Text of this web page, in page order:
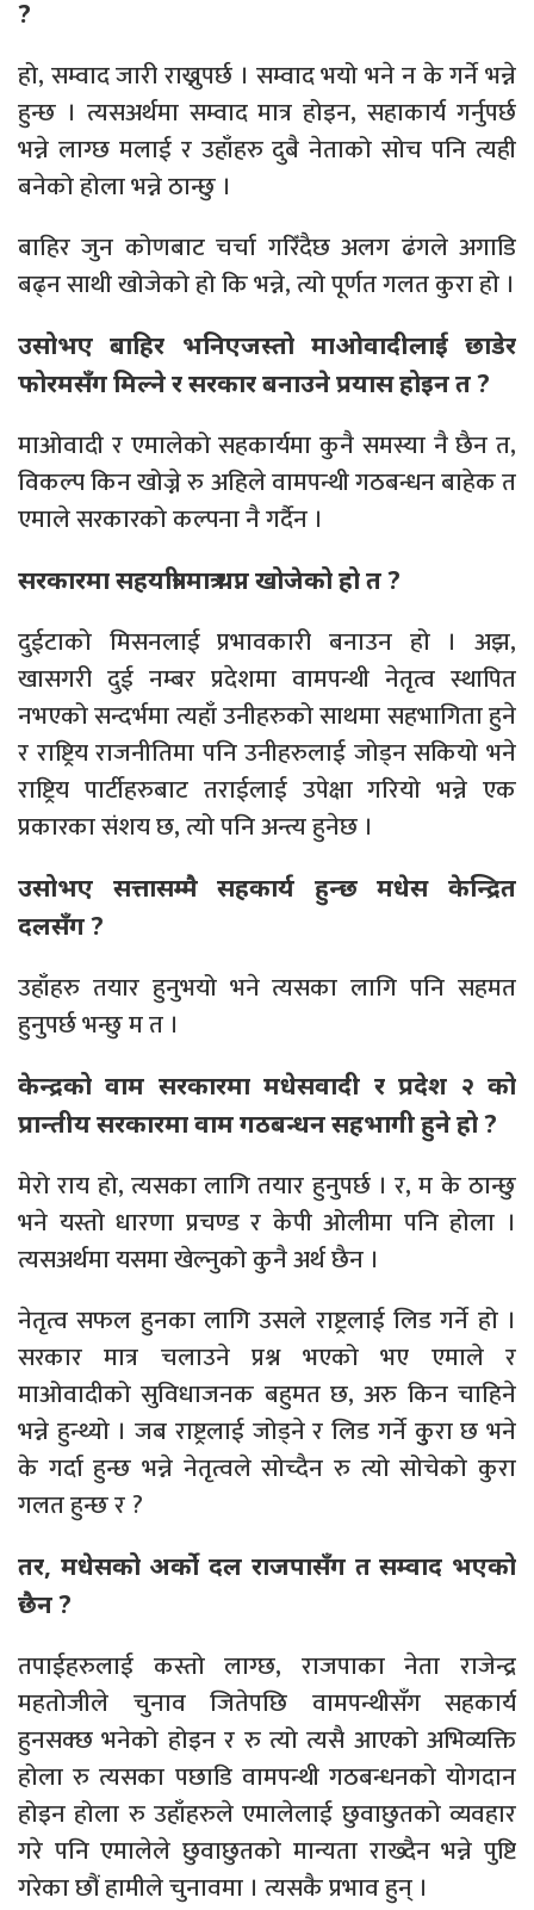
?
हो, सम्वाद जारी राख्नुपर्छ । सम्वाद भयो भने न के गर्ने भन्ने
हुन्छ । त्यसअर्थमा सम्वाद मात्र होइन, सहाकार्य गर्नुपर्छ
भन्ने लाग्छ मलाई र उहाँहरु दुबै नेताको सोच पनि त्यही
बनेको होला भन्ने ठान्छु ।
बाहिर जुन कोणबाट चर्चा गरिँदैछ अलग ढंगले अगाडि
बढ्न साथी खोजेको हो कि भन्ने, त्यो पूर्णत गलत कुरा हो ।
उसोभए बाहिर भनिएजस्तो माओवादीलाई छाडेर
फोरमसँग मिल्ने र सरकार बनाउने प्रयास होइन त ?
माओवादी र एमालेको सहकार्यमा कुनै समस्या नै छैन त,
विकल्प किन खोज्ने रु अहिले वामपन्थी गठबन्धन बाहेक त
एमाले सरकारको कल्पना नै गर्दैन ।
सरकारमा सहयात्री मात्र थप्न खोजेको हो त ?
दुईटाको मिसनलाई प्रभावकारी बनाउन हो । अझ,
खासगरी दुई नम्बर प्रदेशमा वामपन्थी नेतृत्व स्थापित
नभएको सन्दर्भमा त्यहाँ उनीहरुको साथमा सहभागिता हुने
र राष्ट्रिय राजनीतिमा पनि उनीहरुलाई जोड्न सकियो भने
राष्ट्रिय पार्टीहरुबाट तराईलाई उपेक्षा गरियो भन्ने एक
प्रकारका संशय छ, त्यो पनि अन्त्य हुनेछ ।
उसोभए सत्तासम्मै सहकार्य हुन्छ मधेस केन्द्रित
दलसँग ?
उहाँहरु तयार हुनुभयो भने त्यसका लागि पनि सहमत
हुनुपर्छ भन्छु म त ।
केन्द्रको वाम सरकारमा मधेसवादी र प्रदेश २ को
प्रान्तीय सरकारमा वाम गठबन्धन सहभागी हुने हो ?
मेरो राय हो, त्यसका लागि तयार हुनुपर्छ । र, म के ठान्छु
भने यस्तो धारणा प्रचण्ड र केपी ओलीमा पनि होला ।
त्यसअर्थमा यसमा खेल्नुको कुनै अर्थ छैन ।
नेतृत्व सफल हुनका लागि उसले राष्ट्रलाई लिड गर्ने हो ।
सरकार मात्र चलाउने प्रश्न भएको भए एमाले र
माओवादीको सुविधाजनक बहुमत छ, अरु किन चाहिने
भन्ने हुन्थ्यो । जब राष्ट्रलाई जोड्ने र लिड गर्ने कुुरा छ भने
के गर्दा हुन्छ भन्ने नेतृत्वले सोच्दैन रु त्यो सोचेको कुरा
गलत हुन्छ र ?
तर, मधेसको अर्को दल राजपासँग त सम्वाद भएको
छैन ?
तपाईहरुलाई कस्तो लाग्छ, राजपाका नेता राजेन्द्र
महतोजीले चुनाव जितेपछि वामपन्थीसँग सहकार्य
हुनसक्छ भनेको होइन र रु त्यो त्यसै आएको अभिव्यक्ति
होला रु त्यसका पछाडि वामपन्थी गठबन्धनको योगदान
होइन होला रु उहाँहरुले एमालेलाई छुवाछुतको व्यवहार
गरे पनि एमालेले छुवाछुतको मान्यता राख्दैन भन्ने पुष्टि
गरेका छौं हामीले चुनावमा । त्यसकै प्रभाव हुन् ।